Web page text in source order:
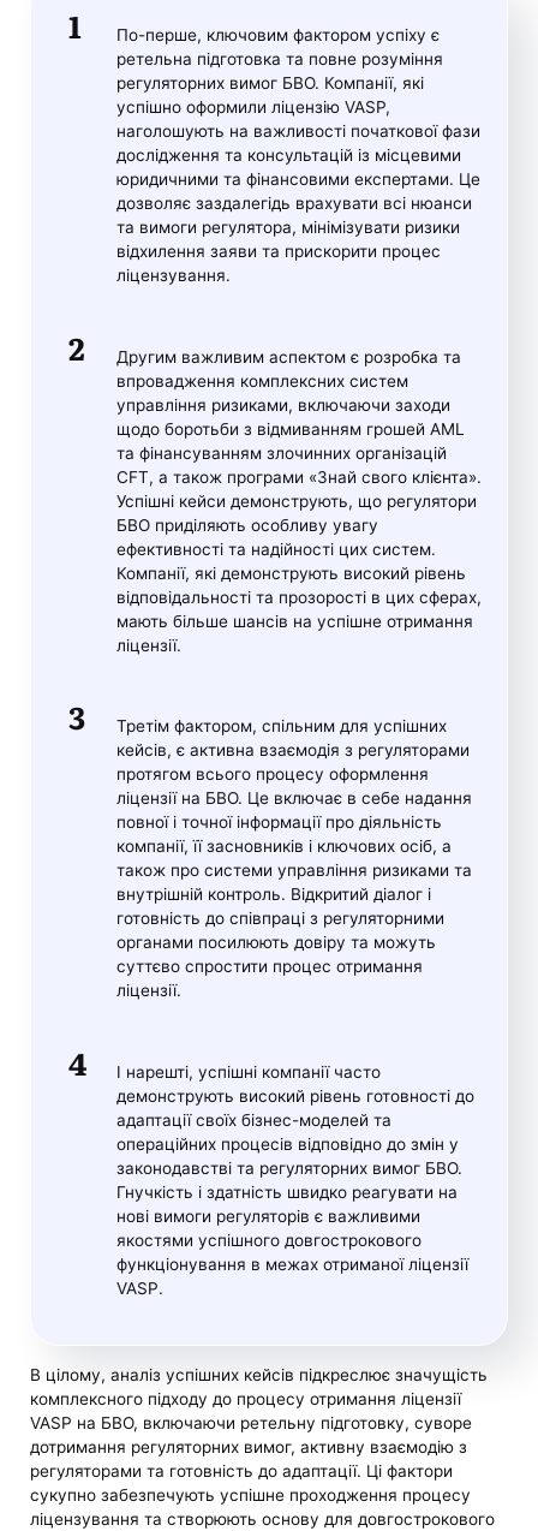
По-перше, ключовим фактором успіху є
ретельна підготовка та повне розуміння
регуляторних вимог БВО. Компанії, які
успішно оформили ліцензію VASP,
наголошують на важливості початкової фази
дослідження та консультацій із місцевими
юридичними та фінансовими експертами. Це
дозволяє заздалегідь врахувати всі нюанси
та вимоги регулятора, мінімізувати ризики
відхилення заяви та прискорити процес
ліцензування.
Другим важливим аспектом є розробка та
впровадження комплексних систем
управління ризиками, включаючи заходи
щодо боротьби з відмиванням грошей AML
та фінансуванням злочинних організацій
CFT, а також програми «Знай свого клієнта».
Успішні кейси демонструють, що регулятори
БВО приділяють особливу увагу
ефективності та надійності цих систем.
Компанії, які демонструють високий рівень
відповідальності та прозорості в цих сферах,
мають більше шансів на успішне отримання
ліцензії.
Третім фактором, спільним для успішних
кейсів, є активна взаємодія з регуляторами
протягом всього процесу оформлення
ліцензії на БВО. Це включає в себе надання
повної і точної інформації про діяльність
компанії, її засновників і ключових осіб, а
також про системи управління ризиками та
внутрішній контроль. Відкритий діалог і
готовність до співпраці з регуляторними
органами посилюють довіру та можуть
суттєво спростити процес отримання
ліцензії.
І нарешті, успішні компанії часто
демонструють високий рівень готовності до
адаптації своїх бізнес-моделей та
операційних процесів відповідно до змін у
законодавстві та регуляторних вимог БВО.
Гнучкість і здатність швидко реагувати на
нові вимоги регуляторів є важливими
якостями успішного довгострокового
функціонування в межах отриманої ліцензії
VASP.
В цілому, аналіз успішних кейсів підкреслює значущість
комплексного підходу до процесу отримання ліцензії
VASP на БВО, включаючи ретельну підготовку, суворе
дотримання регуляторних вимог, активну взаємодію з
регуляторами та готовність до адаптації. Ці фактори
сукупно забезпечують успішне проходження процесу
ліцензування та створюють основу для довгострокового